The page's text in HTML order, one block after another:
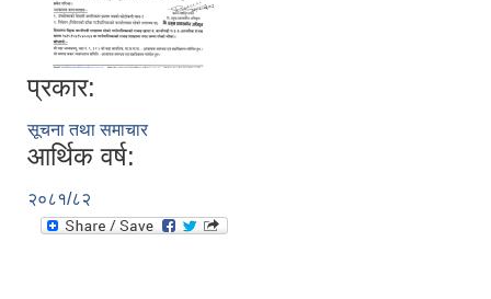
प्रकार:
सूचना तथा समाचार
आर्थिक वर्ष:
२०८१/८२